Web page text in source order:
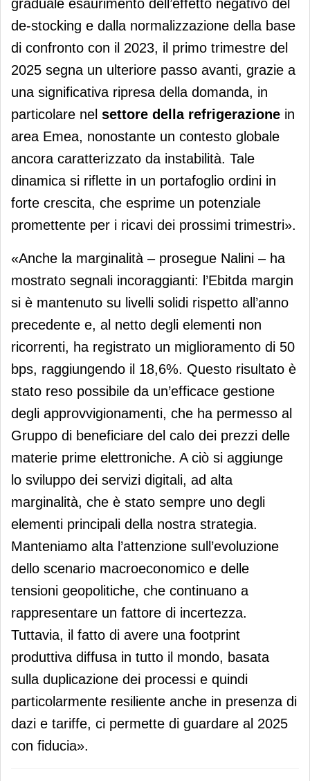
graduale esaurimento dell’effetto negativo del
de-stocking e dalla normalizzazione della base
di confronto con il 2023, il primo trimestre del
2025 segna un ulteriore passo avanti, grazie a
una significativa ripresa della domanda, in
particolare nel settore della refrigerazione in
area Emea, nonostante un contesto globale
ancora caratterizzato da instabilità. Tale
dinamica si riflette in un portafoglio ordini in
forte crescita, che esprime un potenziale
promettente per i ricavi dei prossimi trimestri».
«Anche la marginalità – prosegue Nalini – ha
mostrato segnali incoraggianti: l’Ebitda margin
si è mantenuto su livelli solidi rispetto all’anno
precedente e, al netto degli elementi non
ricorrenti, ha registrato un miglioramento di 50
bps, raggiungendo il 18,6%. Questo risultato è
stato reso possibile da un’efficace gestione
degli approvvigionamenti, che ha permesso al
Gruppo di beneficiare del calo dei prezzi delle
materie prime elettroniche. A ciò si aggiunge
lo sviluppo dei servizi digitali, ad alta
marginalità, che è stato sempre uno degli
elementi principali della nostra strategia.
Manteniamo alta l’attenzione sull’evoluzione
dello scenario macroeconomico e delle
tensioni geopolitiche, che continuano a
rappresentare un fattore di incertezza.
Tuttavia, il fatto di avere una footprint
produttiva diffusa in tutto il mondo, basata
sulla duplicazione dei processi e quindi
particolarmente resiliente anche in presenza di
dazi e tariffe, ci permette di guardare al 2025
con fiducia».